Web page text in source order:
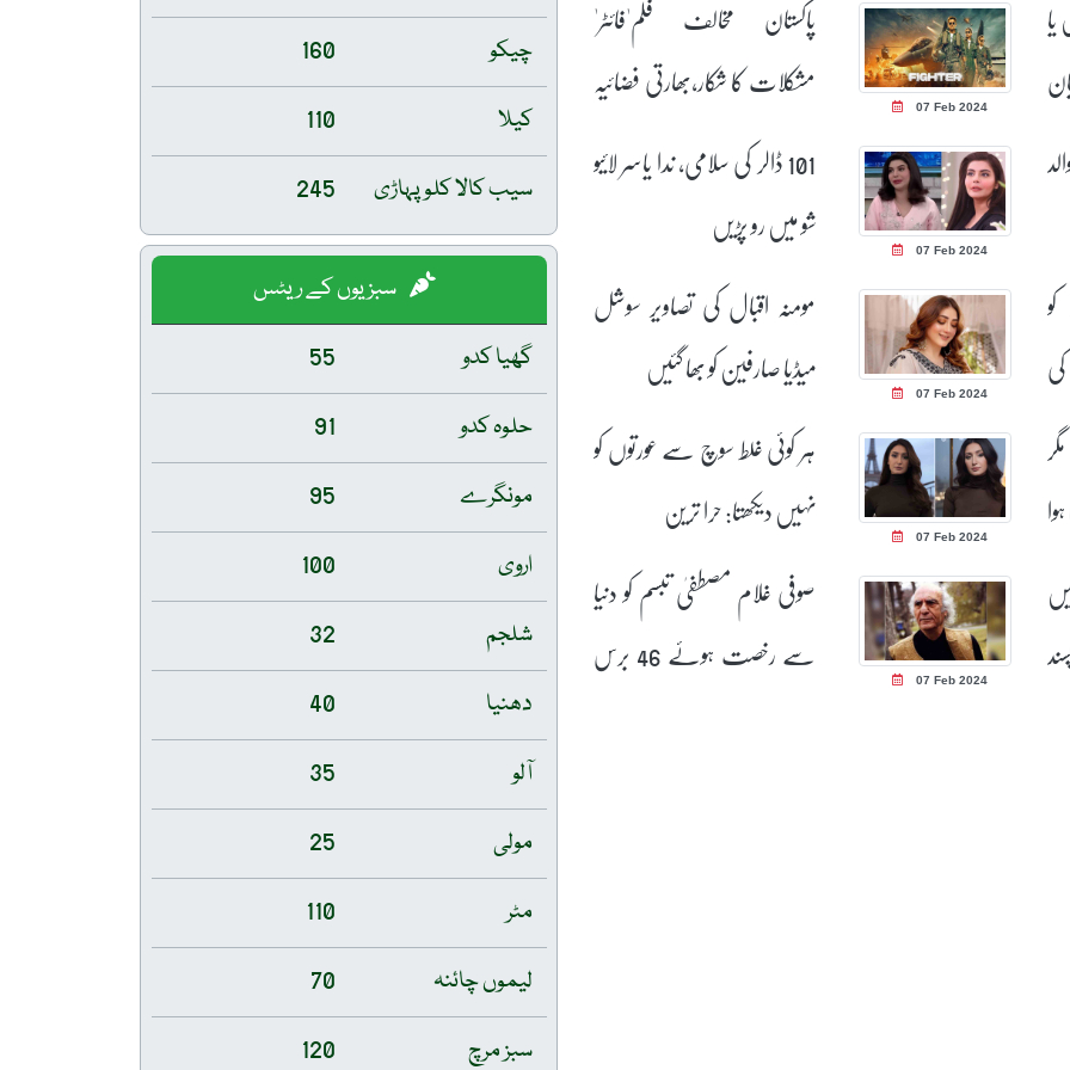
07 Feb 2024
پاکستان مخالف فلم'فائٹر'
مشکلات کا شکار،بھارتی فضائیہ
نے بڑا قدم اٹھا لیا
07 Feb 2024
101 ڈالر کی سلامی، ندا یاسر لائیو
شو میں رو پڑیں
07 Feb 2024
مومنہ اقبال کی تصاویر سوشل
میڈیا صارفین کو بھا گئیں
07 Feb 2024
ہر کوئی غلط سوچ سے عورتوں کو
نہیں دیکھتا: حرا ترین
07 Feb 2024
صوفی غلام مصطفیٰ تبسم کو دنیا
سے رخصت ہوئے 46 برس
چیکو
160
کیلا
110
سیب کالا کلو پہاڑی
245
سبزیوں کے ریٹس
گھیا کدو
55
حلوہ کدو
91
مونگرے
95
اروی
100
شلجم
32
دھنیا
40
آلو
35
مولی
25
مٹر
110
لیموں چائنہ
70
سبز مرچ
120